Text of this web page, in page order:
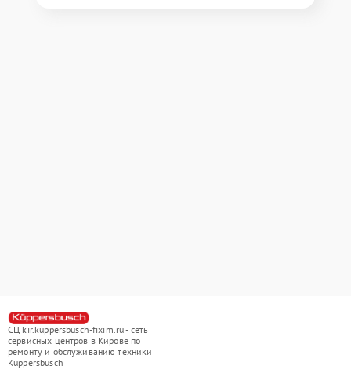
СЦ kir.kuppersbusch-fixim.ru - сеть
сервисных центров в Кирове по
ремонту и обслуживанию техники
Kuppersbusch